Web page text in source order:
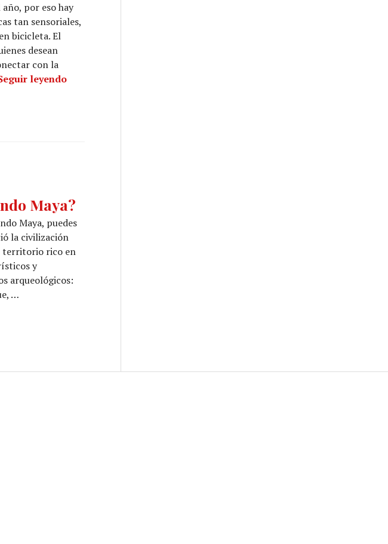
por eso hay
tan sensoriales,
bicicleta. El
desean
con la
leyendoYucatán sobre ruedas
Maya?
Maya, puedes
la civilización
territorio rico en
y
arqueológicos:
…